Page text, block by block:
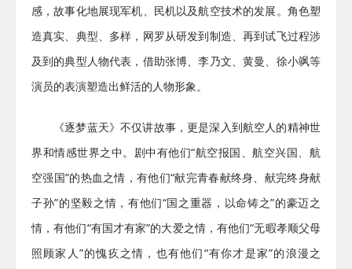
感，故事化地展现军机、民机以及航空技术的发展。角色塑
造真实、典型、多样，网罗从研发到制造、再到试飞过程涉
及到的典型人物代表，借助张博、李乃文、黄曼、徐小飒等
演员的表演塑造出鲜活的人物形象。
《逐梦蓝天》不仅讲故事，更是深入到航空人的精神世
界和情感世界之中。剧中有他们“航空报国、航空兴国、航
空强国”的热血之情，有他们“献完青春献终身、献完终身献
子孙”的坚毅之情，有他们“国之重器，以命铸之”的豪迈之
情，有他们“有国才有家”的大爱之情，有他们“无暇孝顺父母
照顾家人”的愧疚之情，也有他们“有你才是家”的浪漫之